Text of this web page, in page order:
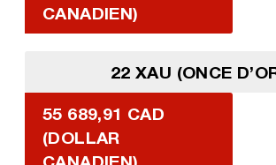
CANADIEN)
22 XAU (ONCE
55 689,91 CAD
(DOLLAR
CANADIEN)